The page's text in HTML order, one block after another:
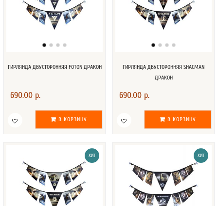
ГИРЛЯНДА ДВУСТОРОННЯЯ FOTON ДРАКОН
690.00 р.
В КОРЗИНУ
ГИРЛЯНДА ДВУСТОРОННЯЯ SHACMAN
ДРАКОН
690.00 р.
В КОРЗИНУ
ХИТ ХИТ